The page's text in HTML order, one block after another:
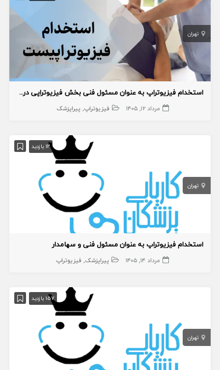
تهران
استخدام فیزیوتراپ به عنوان مسئول فنی بخش فیزیوتراپی درمانگاه
مرداد ۱۲, ۱۴۰۵ فیزیوتراپ پیراپزشک
12 بازدید
تهران
استخدام فیزیوتراپ به عنوان مسئول فنی و سهامدار
مرداد ۱۴, ۱۴۰۵ پیراپزشک فیزیوتراپ
157 بازدید
تهران